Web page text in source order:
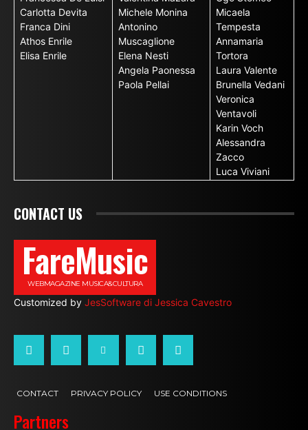
Carlotta Devita
Franca Dini
Athos Enrile
Elisa Enrile
Michele Monina
Antonino
Muscaglione
Elena Nesti
Angela Paonessa
Paola Pellai
Micaela
Tempesta
Annamaria
Tortora
Laura Valente
Brunella Vedani
Veronica
Ventavoli
Karin Voch
Alessandra
Zacco
Luca Viviani
CONTACT US
FareMusic
WEBMAGAZINE MUSICA&CULTURA
Customized by JesSoftware di Jessica Cavestro
CONTACT PRIVACY POLICY USE CONDITIONS
Partners